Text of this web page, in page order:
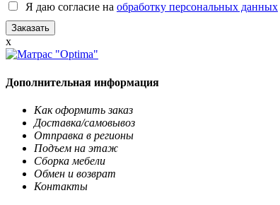
Я даю согласие на обработку персональных данных
x
Дополнительная информация
Как оформить заказ
Доставка/самовывоз
Отправка в регионы
Подъем на этаж
Сборка мебели
Обмен и возврат
Контакты